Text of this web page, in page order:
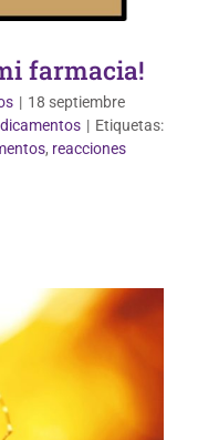
farmacia!
| 18 septiembre
| Etiquetas:
, reacciones